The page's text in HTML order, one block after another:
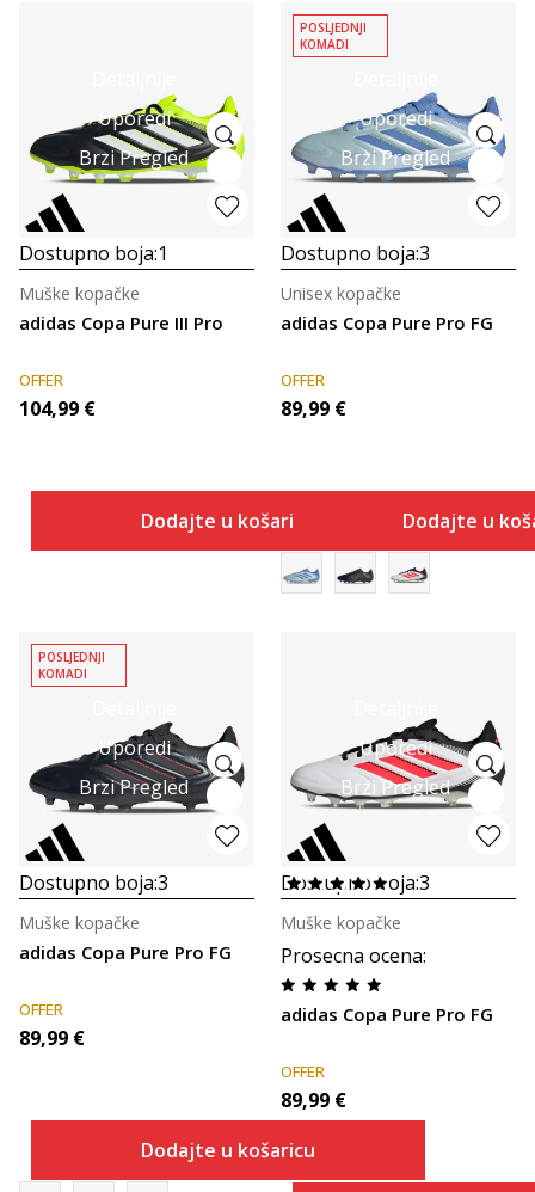
Uporedi
Brzi Pregled
Dostupno boja:1
adidas Copa Pure III Pro
Muške kopačke
OFFER
104,99 €
Dodajte u košaricu
Uporedi
Brzi Pregled
POSLJEDNJI
KOMADI
Dostupno boja:3
adidas Copa Pure Pro FG
Unisex kopačke
OFFER
89,99 €
Dodajte u
Uporedi
Brzi Pregled
POSLJEDNJI
KOMADI
Dostupno boja:3
adidas Copa Pure Pro FG
Muške kopačke
OFFER
89,99 €
Dodajte u košaricu
Uporedi
Brzi Pregled
Dostupno boja:3
Prosecna ocena:
adidas Copa Pure Pro FG
Muške kopačke
OFFER
89,99 €